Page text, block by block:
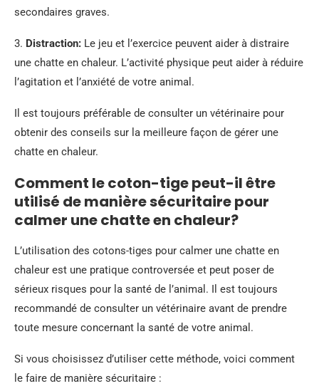
secondaires graves.
3. Distraction: Le jeu et l’exercice peuvent aider à distraire
une chatte en chaleur. L’activité physique peut aider à réduire
l’agitation et l’anxiété de votre animal.
Il est toujours préférable de consulter un vétérinaire pour
obtenir des conseils sur la meilleure façon de gérer une
chatte en chaleur.
Comment le coton-tige peut-il être
utilisé de manière sécuritaire pour
calmer une chatte en chaleur?
L’utilisation des cotons-tiges pour calmer une chatte en
chaleur est une pratique controversée et peut poser de
sérieux risques pour la santé de l’animal. Il est toujours
recommandé de consulter un vétérinaire avant de prendre
toute mesure concernant la santé de votre animal.
Si vous choisissez d’utiliser cette méthode, voici comment
le faire de manière sécuritaire :